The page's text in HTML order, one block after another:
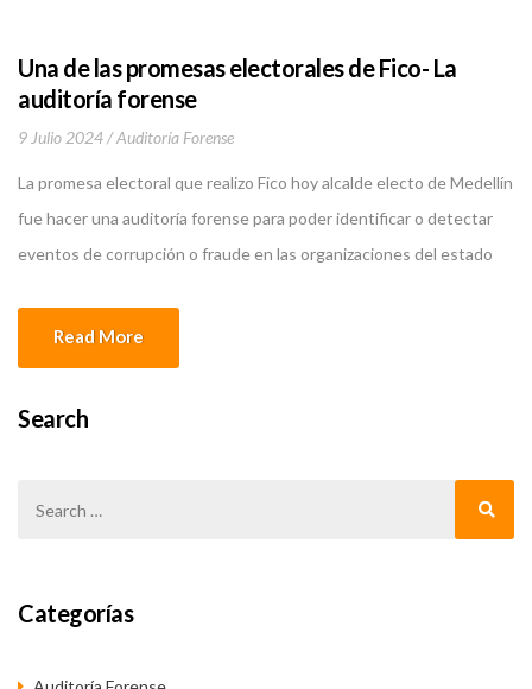
Una de las promesas electorales de Fico- La
auditoría forense
9 Julio 2024 Auditoría Forense
La promesa electoral que realizo Fico hoy alcalde electo de Medellín
fue hacer una auditoría forense para poder identificar o detectar
eventos de corrupción o fraude en las organizaciones del estado
Read More
Search
Categorías